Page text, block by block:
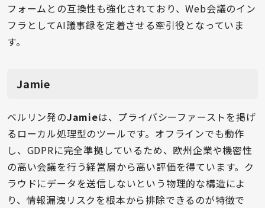
フォームとの互換性も強化されており、Web会議のイン
フラとしてAI議事録を定着させる牽引役となっていま
す。
Jamie
ベルリン発のJamieは、プライバシーファーストを掲げ
るローカル処理型のツールです。オフラインでも動作
し、GDPRに完全準拠しているため、欧州企業や機密性
の高い会議を行う経営層から高い評価を得ています。ク
ラウドにデータを送信しないという物理的な構造によ
り、情報漏洩リスクを根本から排除できるのが特徴で